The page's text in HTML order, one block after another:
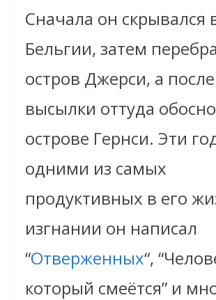
Сначала он скрывался
Бельгии, затем
остров Джерси, а после
высылки оттуда
острове Гернси. Эти
одними из самых
продуктивных в его
изгнании он написал
“Отверженных“,
который смеётся” и